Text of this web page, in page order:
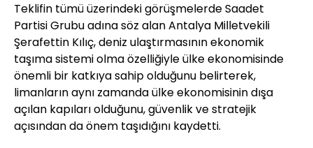
Teklifin tümü üzerindeki görüşmelerde Saadet
Partisi Grubu adına söz alan Antalya Milletvekili
Şerafettin Kılıç, deniz ulaştırmasının ekonomik
taşıma sistemi olma özelliğiyle ülke ekonomisinde
önemli bir katkıya sahip olduğunu belirterek,
limanların aynı zamanda ülke ekonomisinin dışa
açılan kapıları olduğunu, güvenlik ve stratejik
açısından da önem taşıdığını kaydetti.